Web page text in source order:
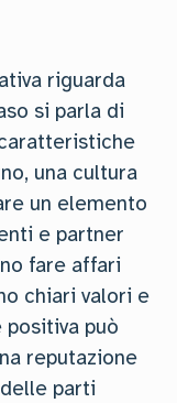
riguarda
si parla di
una cultura
un elemento
e partner
fare affari
chiari valori e
può
reputazione
parti